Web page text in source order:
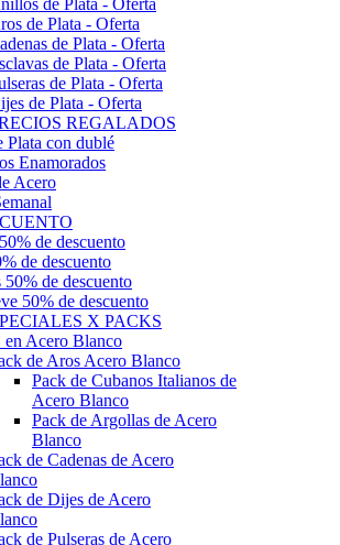
de Plata - Oferta
de Plata - Oferta
de Plata - Oferta
de Plata - Oferta
de Plata - Oferta
REGALADOS
Plata con dublé
Enamorados
Acero
de descuento
de descuento
50% de descuento
50% de descuento
X PACKS
Acero Blanco
de Aros Acero Blanco
Pack de Cubanos Italianos de
Acero Blanco
Pack de Argollas de Acero
Blanco
de Cadenas de Acero
de Dijes de Acero
de Pulseras de Acero